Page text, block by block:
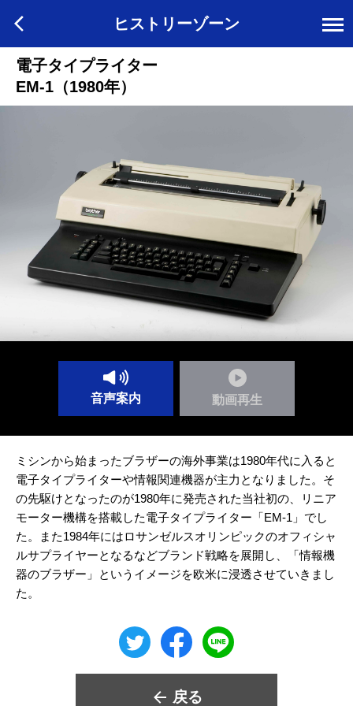
ヒストリーゾーン
電子タイプライター
EM-1（1980年）
音声案内 動画再生
ミシンから始まったブラザーの海外事業は1980年代に入ると
電子タイプライターや情報関連機器が主力となりました。そ
の先駆けとなったのが1980年に発売された当社初の、リニア
モーター機構を搭載した電子タイプライター「EM-1」でし
た。また1984年にはロサンゼルスオリンピックのオフィシャ
ルサプライヤーとなるなどブランド戦略を展開し、「情報機
器のブラザー」というイメージを欧米に浸透させていきまし
た。
戻る